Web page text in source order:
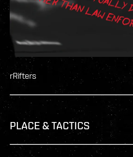
rRifters
PLACE & TACTICS